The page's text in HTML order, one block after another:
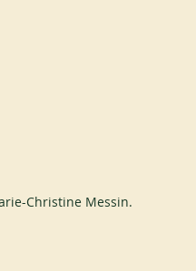
Christine Messin.